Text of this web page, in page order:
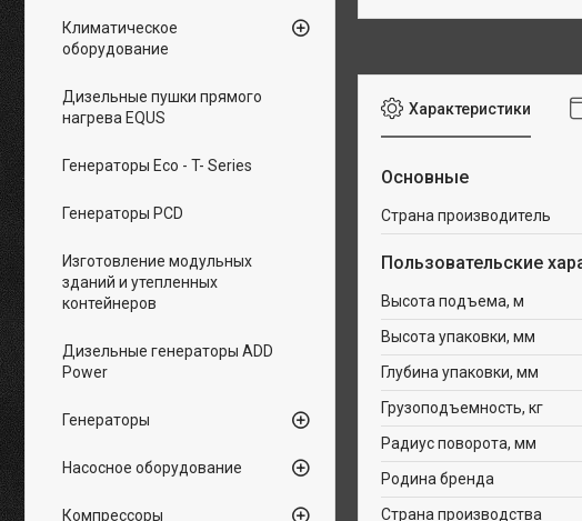
Характеристики
Основные
Страна производитель
Пользовательские
Высота подъема, м
Высота упаковки, мм
Глубина упаковки, мм
Грузоподъемность, кг
Радиус поворота, мм
Родина бренда
Страна производства
Климатическое
оборудование
Дизельные пушки прямого
нагрева EQUS
Генераторы Eco - T- Series
Генераторы PCD
Изготовление модульных
зданий и утепленных
контейнеров
Дизельные генераторы ADD
Power
Генераторы
Насосное оборудование
Компрессоры